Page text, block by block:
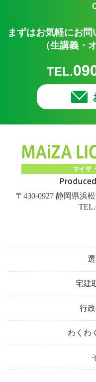
まずはお気軽にお
（生講義・
TEL.
〒430-0927 静岡県浜
宅建
行
わくわ